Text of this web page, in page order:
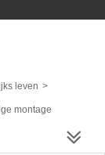
leven >
montage